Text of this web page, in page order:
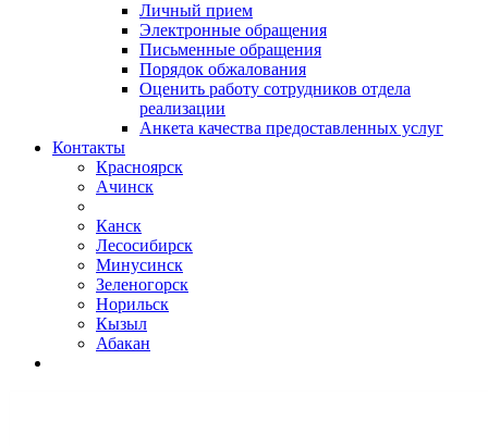
Личный прием
Электронные обращения
Письменные обращения
Порядок обжалования
Оценить работу сотрудников отдела
реализации
Анкета качества предоставленных услуг
Контакты
Красноярск
Ачинск
Канск
Лесосибирск
Минусинск
Зеленогорск
Норильск
Кызыл
Абакан